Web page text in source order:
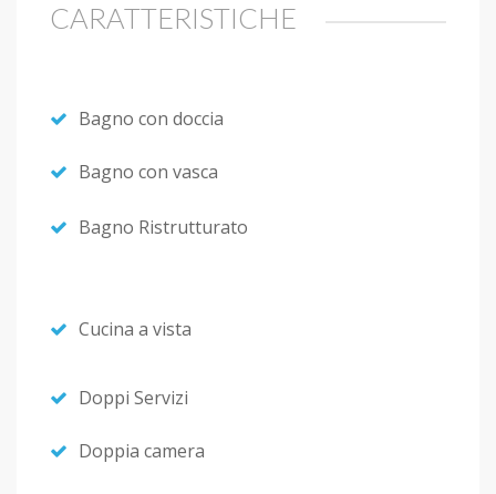
CARATTERISTICHE
Bagno con doccia
Bagno con vasca
Bagno Ristrutturato
Cucina a vista
Doppi Servizi
Doppia camera